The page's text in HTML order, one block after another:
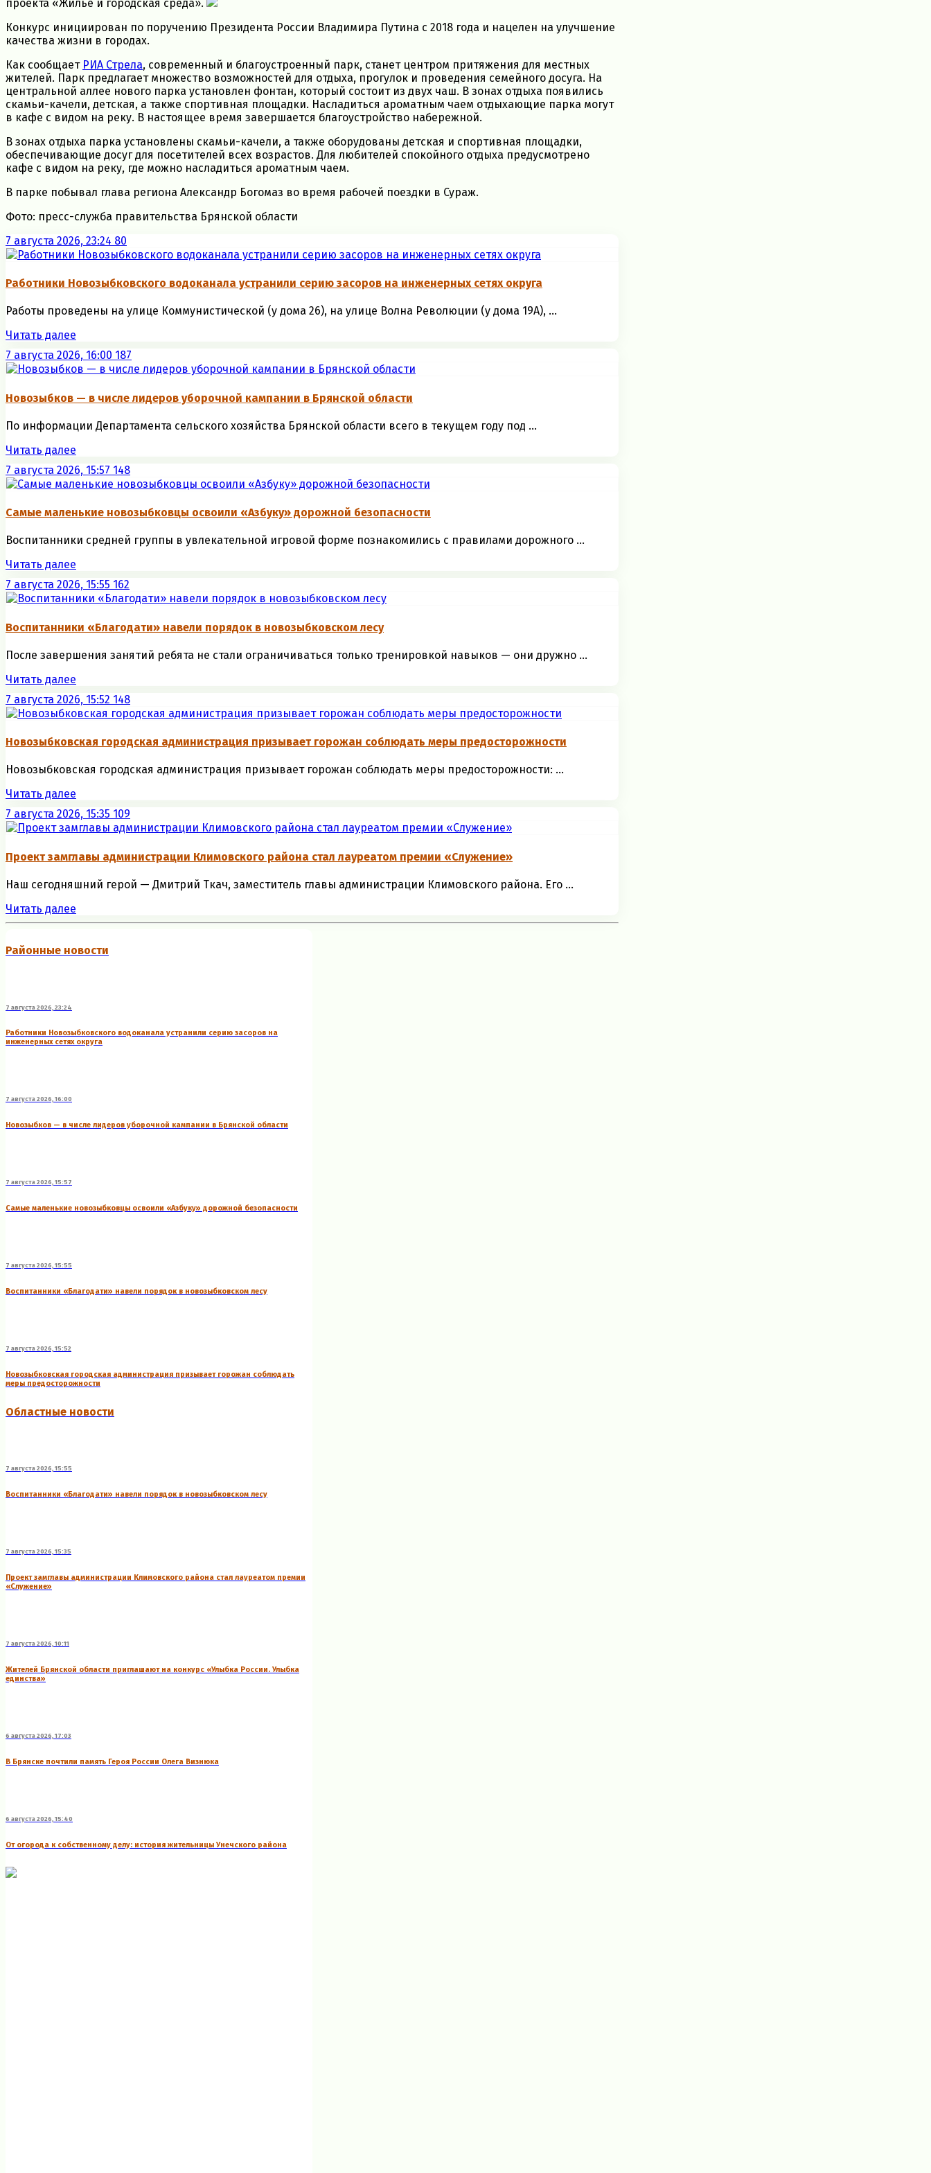
проекта «Жилье и городская среда».
Конкурс инициирован по поручению Президента России Владимира Путина с 2018 года и нацелен на улучшение
качества жизни в городах.
Как сообщает РИА Стрела, современный и благоустроенный парк, станет центром притяжения для местных
жителей. Парк предлагает множество возможностей для отдыха, прогулок и проведения семейного досуга. На
центральной аллее нового парка установлен фонтан, который состоит из двух чаш. В зонах отдыха появились
скамьи-качели, детская, а также спортивная площадки. Насладиться ароматным чаем отдыхающие парка могут
в кафе с видом на реку. В настоящее время завершается благоустройство набережной.
В зонах отдыха парка установлены скамьи-качели, а также оборудованы детская и спортивная площадки,
обеспечивающие досуг для посетителей всех возрастов. Для любителей спокойного отдыха предусмотрено
кафе с видом на реку, где можно насладиться ароматным чаем.
В парке побывал глава региона Александр Богомаз во время рабочей поездки в Сураж.
Фото: пресс-служба правительства Брянской области
7 августа 2026, 23:24 80
Работники Новозыбковского водоканала устранили серию засоров на инженерных сетях округа
Работы проведены на улице Коммунистической (у дома 26), на улице Волна Революции (у дома 19А), ...
Читать далее
7 августа 2026, 16:00 187
Новозыбков — в числе лидеров уборочной кампании в Брянской области
По информации Департамента сельского хозяйства Брянской области всего в текущем году под ...
Читать далее
7 августа 2026, 15:57 148
Самые маленькие новозыбковцы освоили «Азбуку» дорожной безопасности
Воспитанники средней группы в увлекательной игровой форме познакомились с правилами дорожного ...
Читать далее
7 августа 2026, 15:55 162
Воспитанники «Благодати» навели порядок в новозыбковском лесу
После завершения занятий ребята не стали ограничиваться только тренировкой навыков — они дружно ...
Читать далее
7 августа 2026, 15:52 148
Новозыбковская городская администрация призывает горожан соблюдать меры предосторожности
Новозыбковская городская администрация призывает горожан соблюдать меры предосторожности: ...
Читать далее
7 августа 2026, 15:35 109
Проект замглавы администрации Климовского района стал лауреатом премии «Служение»
Наш сегодняшний герой — Дмитрий Ткач, заместитель главы администрации Климовского района. Его ...
Читать далее
Районные новости
7 августа 2026, 23:24
Работники Новозыбковского водоканала устранили серию засоров на
инженерных сетях округа
7 августа 2026, 16:00
Новозыбков — в числе лидеров уборочной кампании в Брянской области
7 августа 2026, 15:57
Самые маленькие новозыбковцы освоили «Азбуку» дорожной безопасности
7 августа 2026, 15:55
Воспитанники «Благодати» навели порядок в новозыбковском лесу
7 августа 2026, 15:52
Новозыбковская городская администрация призывает горожан соблюдать
меры предосторожности
Областные новости
7 августа 2026, 15:55
Воспитанники «Благодати» навели порядок в новозыбковском лесу
7 августа 2026, 15:35
Проект замглавы администрации Климовского района стал лауреатом премии
«Служение»
7 августа 2026, 10:11
Жителей Брянской области приглашают на конкурс «Улыбка России. Улыбка
единства»
6 августа 2026, 17:03
В Брянске почтили память Героя России Олега Визнюка
6 августа 2026, 15:40
От огорода к собственному делу: история жительницы Унечского района